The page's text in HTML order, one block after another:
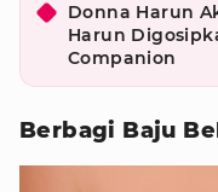
Donna Harun
Harun
Companion
Berbagi Baju